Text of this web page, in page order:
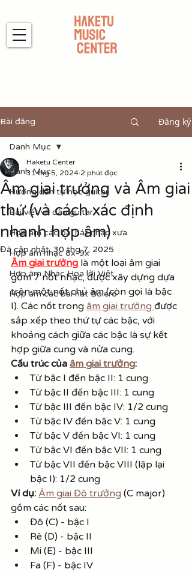
Bài đăng Đăng ký
Danh Mục
Hướng dẫn tự học guitar
Bài viết về đàn guitar
Hợp âm các bài hát nhạc xưa
Hợp âm nhạc 8x-9x
Hợp âm Nhạc Hoa lời Việt
Hợp âm các bài hát Bolero
Danh Mục
Âm giai trưởng và Âm giai
thứ (và cách xác định
nhanh hợp âm)
Haketu Center
31 thg 5, 2024 2 phút đọc
Đã cập nhật:30 thg 7, 2025
Âm giai trưởng là một loại âm giai
gồm 7 nốt nhạc, được xây dựng dựa
trên một nốt chủ âm (còn gọi là bậc
I). Các nốt trong âm giai trưởng được
sắp xếp theo thứ tự các bậc, với
khoảng cách giữa các bậc là sự kết
hợp giữa cung và nửa cung.
Cấu trúc của âm giai trưởng:
Từ bậc I đến bậc II: 1 cung
Từ bậc II đến bậc III: 1 cung
Từ bậc III đến bậc IV: 1/2 cung
Từ bậc IV đến bậc V: 1 cung
Từ bậc V đến bậc VI: 1 cung
Từ bậc VI đến bậc VII: 1 cung
Từ bậc VII đến bậc VIII (lặp lại
bậc I): 1/2 cung
Ví dụ: Âm giai Đô trưởng (C major)
gồm các nốt sau:
Đô (C) - bậc I
Rê (D) - bậc II
Mi (E) - bậc III
Fa (F) - bậc IV